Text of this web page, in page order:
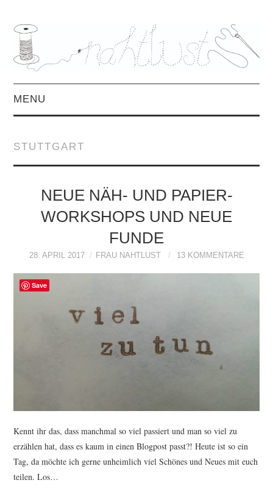
MENU
MITTWOCHSMIX &
INTERVIEWS
FREEBOOKS &
TUTORIALS
WORKSHOPS
PAPIERLIEBE AM
DATENSCHUTZ
STUTTGART
NEUE NÄH- UND PAPIER-
WORKSHOPS UND NEUE
FUNDE
28. APRIL 2017 FRAU NAHTLUST 13 KOMMENTARE
Kennt ihr das, dass manchmal so viel passiert und man so viel zu
erzählen hat, dass es kaum in einen Blogpost passt?! Heute ist so ein
Tag, da möchte ich gerne unheimlich viel Schönes und Neues mit euch
teilen. Los…
Save